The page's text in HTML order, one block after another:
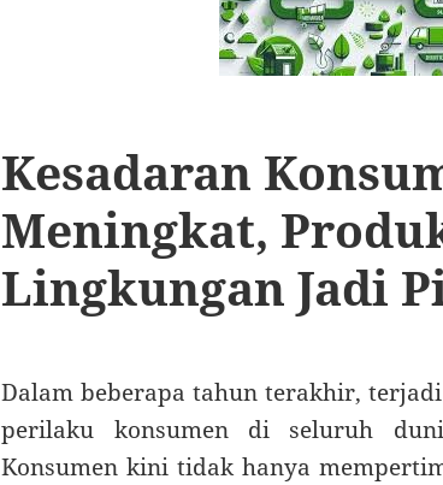
Kesadaran
Meningkat,
Lingkungan Jadi
Dalam beberapa tahun terakhir,
perilaku konsumen di seluruh
Konsumen kini tidak hanya